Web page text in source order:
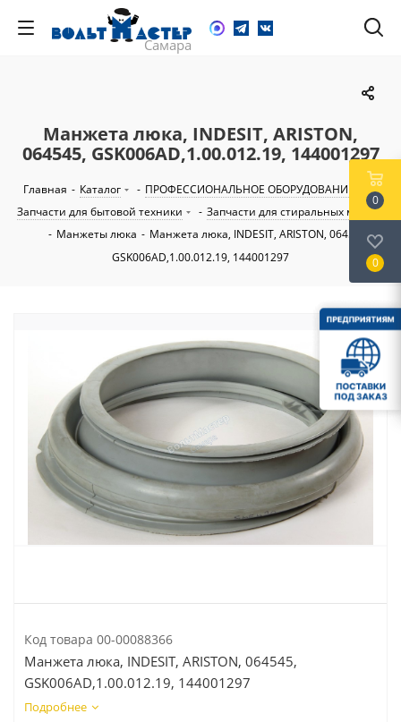
Манжета люка, INDESIT, ARISTON,
064545, GSK006AD,1.00.012.19, 144001297
Главная - Каталог - ПРОФЕССИОНАЛЬНОЕ ОБОРУДОВАНИЕ
-
Запчасти для бытовой техники
- Запчасти для стиральных машин
- Манжеты люка - Манжета люка, INDESIT, ARISTON, 064545,
GSK006AD,1.00.012.19, 144001297
Код товара 00-00088366
Манжета люка, INDESIT, ARISTON, 064545,
GSK006AD,1.00.012.19, 144001297
Подробнее
0
0